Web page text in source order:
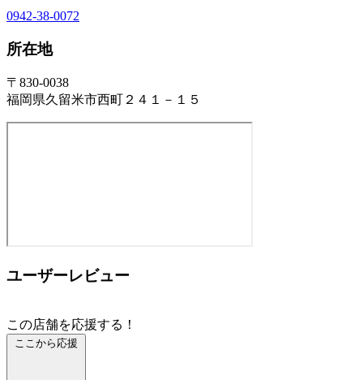
0942-38-0072
所在地
〒830-0038
福岡県久留米市西町２４１－１５
ユーザーレビュー
この店舗を応援する！
ここから応援